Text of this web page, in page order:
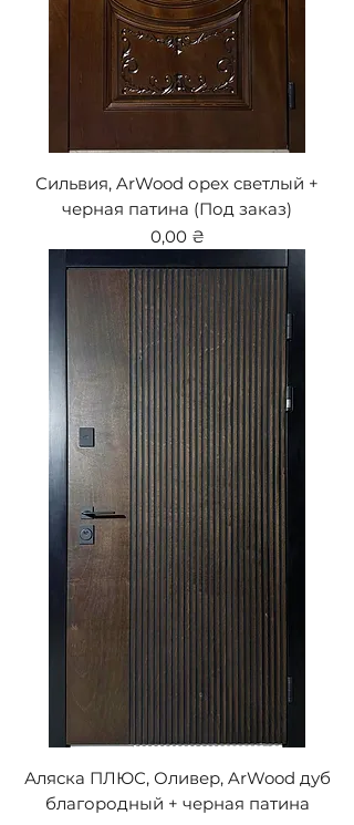
Сильвия, ArWood орех светлый +
черная патина (Под заказ)
Цена
0,00 ₴
Аляска ПЛЮС, Оливер, ArWood дуб
благородный + черная патина